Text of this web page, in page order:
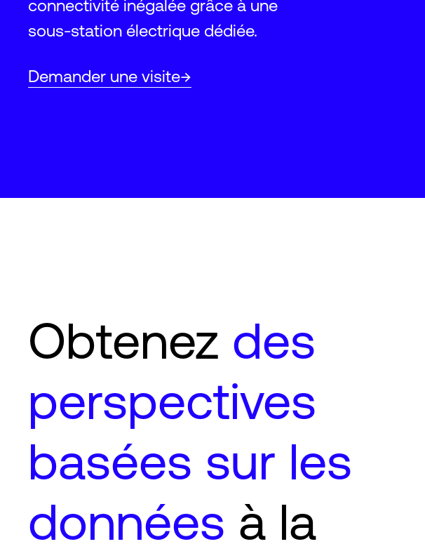
connectivité inégalée grâce à une
sous-station électrique dédiée.
Demander une visite
Obtenez des
perspectives
basées sur les
données à la